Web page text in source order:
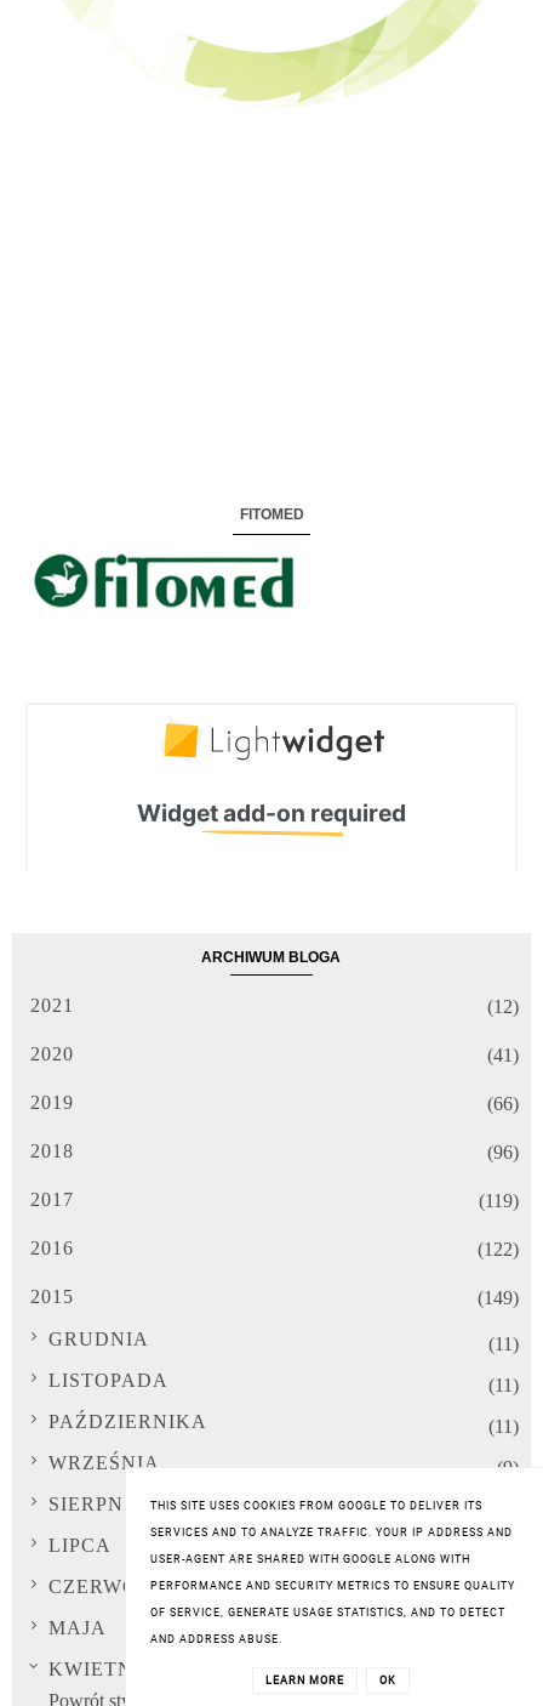
FITOMED
ARCHIWUM BLOGA
2021 (12)
2020 (41)
2019 (66)
2018 (96)
2017 (119)
2016 (122)
2015
(149)
GRUDNIA
(11)
LISTOPADA
(11)
PAŹDZIERNIKA
(11)
WRZEŚNIA
(9)
SIERPNIA
LIPCA
CZERWCA
(8)
MAJA
KWIETNIA
Powrót stylizacji
THIS SITE USES COOKIES FROM GOOGLE TO DELIVER ITS
SERVICES AND TO ANALYZE TRAFFIC. YOUR IP ADDRESS AND
USER-AGENT ARE SHARED WITH GOOGLE ALONG WITH
PERFORMANCE AND SECURITY METRICS TO ENSURE QUALITY
OF SERVICE, GENERATE USAGE STATISTICS, AND TO DETECT
AND ADDRESS ABUSE.
LEARN MORE OK